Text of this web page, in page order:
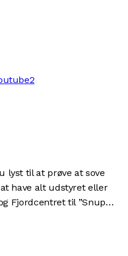
lyst til at prøve at sove
have alt udstyret eller
Fjordcentret til ”Snup…